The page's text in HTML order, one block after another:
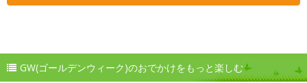
GW(ゴールデンウィーク)のおでかけをもっと楽しむ